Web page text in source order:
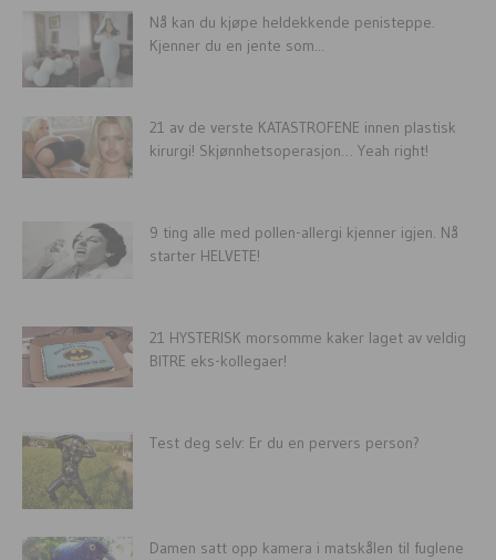
Nå kan du kjøpe heldekkende penisteppe.
Kjenner du en jente som...
21 av de verste KATASTROFENE innen plastisk
kirurgi! Skjønnhetsoperasjon… Yeah right!
9 ting alle med pollen-allergi kjenner igjen. Nå
starter HELVETE!
21 HYSTERISK morsomme kaker laget av veldig
BITRE eks-kollegaer!
Test deg selv: Er du en pervers person?
Damen satt opp kamera i matskålen til fuglene